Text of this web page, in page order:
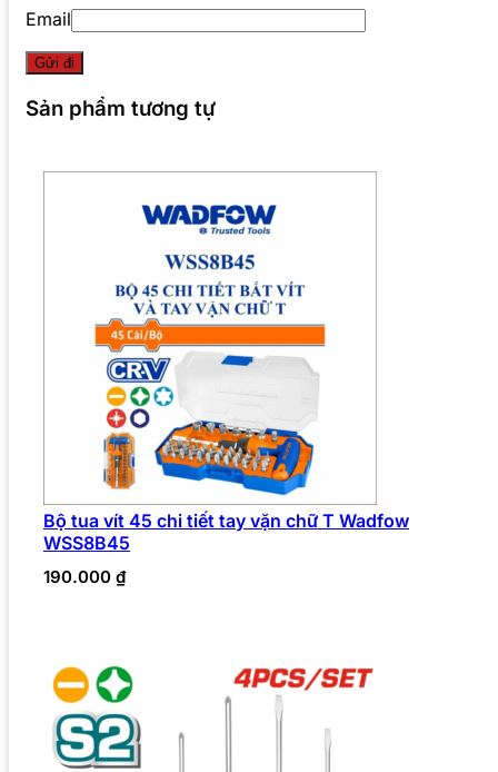
Email
Sản phẩm tương tự
Bộ tua vít 45 chi tiết tay vặn chữ T Wadfow
WSS8B45
190.000 ₫